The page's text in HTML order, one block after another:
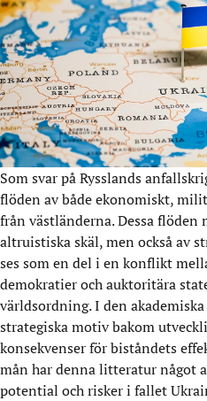
Som svar på Rysslands
flöden av både ekonomiskt,
från västländerna. Dessa flöden
altruistiska skäl, men också av
ses som en del i en konflikt
demokratier och auktoritära
världsordning. I den
strategiska motiv bakom
konsekvenser för biståndets
mån har denna litteratur något
potential och risker i fallet